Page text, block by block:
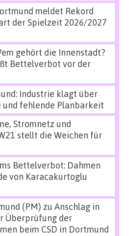
meldet Rekord
der Spielzeit 2026/2027
gehört die Innenstadt?
Bettelverbot vor der
Industrie klagt über
und fehlende Planbarkeit
Stromnetz und
stellt die Weichen für
Bettelverbot: Dahmen
von Karacakurtoglu
(PM) zu Anschlag in
Überprüfung der
beim CSD in Dortmund